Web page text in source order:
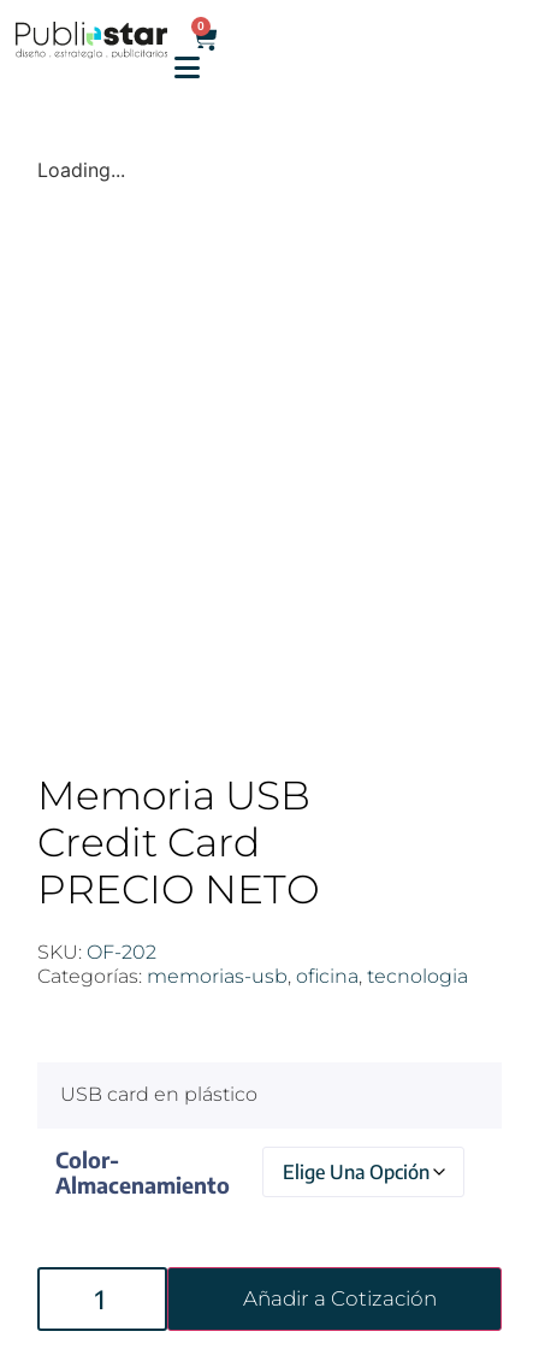
0
Loading...
Memoria USB
Credit Card
PRECIO NETO
SKU: OF-202
Categorías: memorias-usb, oficina, tecnologia
USB card en plástico
Color-
Almacenamiento
Añadir a Cotización